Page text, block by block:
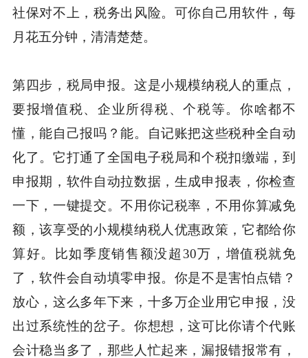
社保对不上，税务出风险。可你自己用软件，每
月花五分钟，清清楚楚。
第四步，税局申报。这是小规模纳税人的重点，
要报增值税、企业所得税、个税等。你啥都不
懂，能自己报吗？能。自记账把这些税种全自动
化了。它打通了全国电子税局和个税扣缴端，到
申报期，软件自动拉数据，生成申报表，你检查
一下，一键提交。不用你记税率，不用你算减免
额，该享受的小规模纳税人优惠政策，它都给你
算好。比如季度销售额没超30万，增值税就免
了，软件会自动填零申报。你是不是害怕点错？
放心，这么多年下来，十多万企业用它申报，没
出过系统性的岔子。你想想，这可比你请个代账
会计稳当多了，那些人忙起来，漏报错报常有，